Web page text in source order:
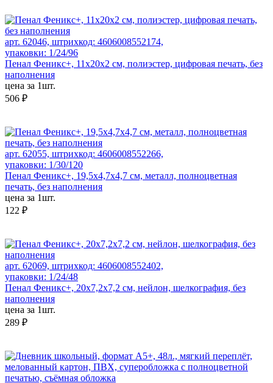
арт. 62046, штрихкод: 4606008552174,
упаковки: 1/24/96
Пенал Феникс+, 11x20x2 см, полиэстер, цифровая печать, без
наполнения
цена за 1шт.
506 ₽
арт. 62055, штрихкод: 4606008552266,
упаковки: 1/30/120
Пенал Феникс+, 19,5x4,7x4,7 см, металл, полноцветная
печать, без наполнения
цена за 1шт.
122 ₽
арт. 62069, штрихкод: 4606008552402,
упаковки: 1/24/48
Пенал Феникс+, 20x7,2x7,2 см, нейлон, шелкография, без
наполнения
цена за 1шт.
289 ₽